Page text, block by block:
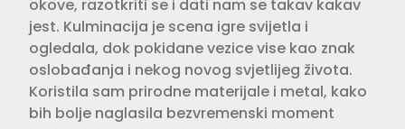
okove, razotkriti se i dati nam se takav kakav
jest. Kulminacija je scena igre svijetla i
ogledala, dok pokidane vezice vise kao znak
oslobađanja i nekog novog svjetlijeg života.
Koristila sam prirodne materijale i metal, kako
bih bolje naglasila bezvremenski moment